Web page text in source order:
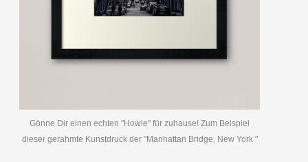
Gönne Dir einen echten "Howie" für zuhause! Zum Beispiel
dieser gerahmte Kunstdruck der "Manhattan Bridge, New York "